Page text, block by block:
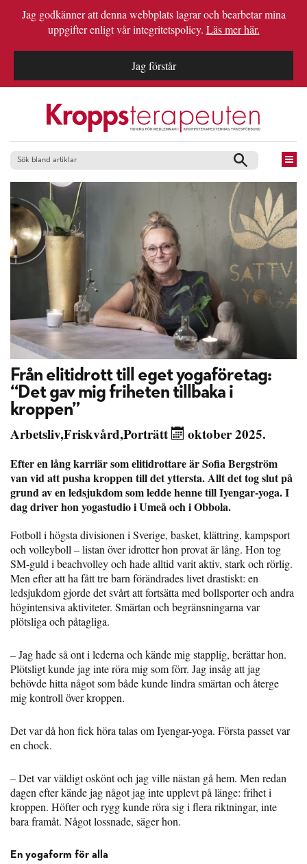
Jag godkänner att denna webbplats lagrar och bearbetar mina
uppgifter enligt vår integritetspolicy. Läs mer här.
Jag förstår
Från elitidrott till eget yogaföretag:
“Det gav mig friheten tillbaka i
kroppen”
Arbetsliv,Friskvård,Porträtt oktober 2025.
Efter en lång karriär som elitidrottare är Sofia Bergström
van vid att pusha kroppen till det yttersta. Allt det tog slut på
grund av en ledsjukdom som ledde henne till Iyengar-yoga. I
dag driver hon yogastudio i Umeå och i Obbola.
Fotboll i högsta divisionen i Sverige, basket, klättring, kampsport
och volleyboll – listan över idrotter hon provat är lång. Hon tog
SM-guld i beachvolley och hade alltid varit aktiv, stark och rörlig.
Men efter att ha fått tre barn förändrades livet drastiskt: en
ledsjukdom gjorde det svårt att fortsätta med bollsporter och andra
högintensiva aktiviteter. Smärtan och begränsningarna var
plötsliga och påtagliga.
– Jag hade så ont i lederna och kände mig stapplig, berättar hon.
Plötsligt kunde jag inte röra mig som förr. Jag insåg att jag
behövde hitta något som både kunde lindra smärtan och återge
mig kontroll över kroppen.
Det var då hon fick höra talas om Iyengar-yoga. Första passet var
en chock.
– Det var väldigt oskönt och jag ville nästan gå hem. Men redan
dagen efter kände jag något jag inte upplevt på länge: frihet i
kroppen. Höfter och rygg kunde röra sig i flera riktningar, inte
bara framåt. Något lossnade, säger hon.
En yogaform för alla